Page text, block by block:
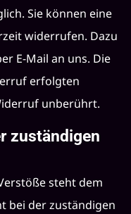
Sie können eine
widerrufen. Dazu
E-Mail an uns. Die
erfolgten
unberührt.
zuständigen
steht dem
bei der zuständigen